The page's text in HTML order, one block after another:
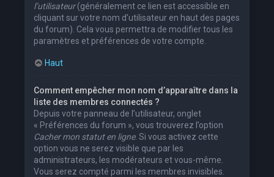
l’utilisateur(généralement ce lien est accessible en
cliquant sur votre nom d’utilisateur en haut des pages
du forum). Cela vous permettra de modifier tous les
paramètres et préférences de votre compte.
Haut
Comment empêcher mon nom d’apparaître dans la
liste des membres connectés ?
Depuis votre panneau de l’utilisateur, onglet
« Préférences du forum », vous trouverez l’option
Cacher mon statut en ligne. Si vous activez cette
option vous ne serez visible que par les
administrateurs, les modérateurs et vous-même.
Vous serez compté parmi les membres invisibles.